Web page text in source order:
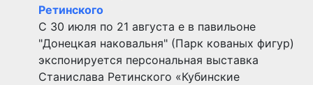
Ретинского
С 30 июля по 21 августа е в павильоне
"Донецкая наковальня" (Парк кованых фигур)
экспонируется персональная выставка
Станислава Ретинского «Кубинские